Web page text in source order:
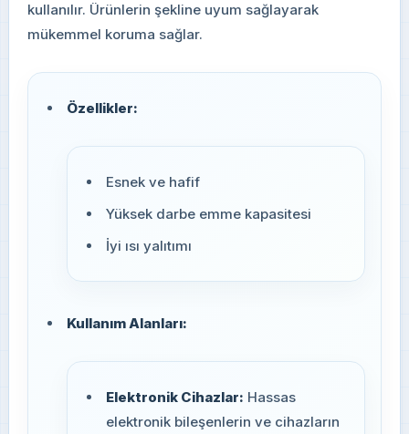
kullanılır. Ürünlerin şekline uyum sağlayarak
mükemmel koruma sağlar.
Özellikler:
Esnek ve hafif
Yüksek darbe emme kapasitesi
İyi ısı yalıtımı
Kullanım Alanları:
Elektronik Cihazlar: Hassas
elektronik bileşenlerin ve cihazların